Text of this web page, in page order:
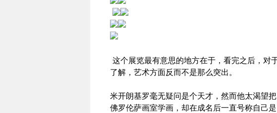
这个展览最有意思的地方在于，看完之后，对
了解，艺术方面反而不是那么突出。
米开朗基罗毫无疑问是个天才，然而他太渴望
佛罗伦萨画室学画，却在成名后一直号称自己